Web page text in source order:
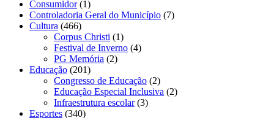
Consumidor(1)
Controladoria Geral do Município (7)
Cultura (466)
Corpus Christi (1)
Festival de Inverno (4)
PG Memória (2)
Educação (201)
Congresso de Educação (2)
Educação Especial Inclusiva (2)
Infraestrutura escolar(3)
Esportes (340)